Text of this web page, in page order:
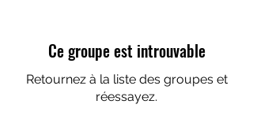
Ce groupe est introuvable
Retournez à la liste des groupes et
réessayez.